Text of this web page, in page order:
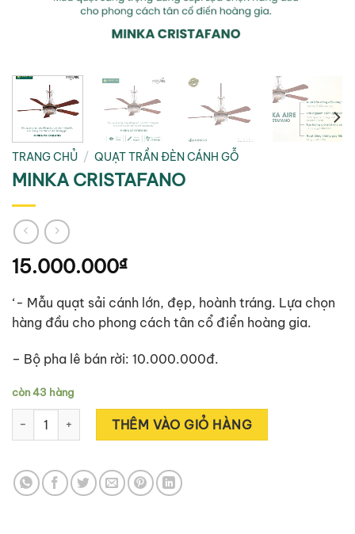
TRANG CHỦ / QUẠT TRẦN ĐÈN CÁNH GỖ
MINKA CRISTAFANO
15.000.000₫
‘- Mẫu quạt sải cánh lớn, đẹp, hoành tráng. Lựa chọn
hàng đầu cho phong cách tân cổ điển hoàng gia.
– Bộ pha lê bán rời: 10.000.000đ.
còn 43 hàng
MINKA CRISTAFANO số lượngTHÊM VÀO GIỎ HÀNG